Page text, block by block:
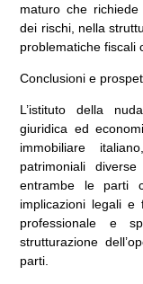
maturo che
dei rischi, nella
problematiche fiscali
Conclusioni e
L’istituto della
giuridica ed
immobiliare
patrimoniali
entrambe le parti
implicazioni legali e
professionale e
strutturazione
parti.